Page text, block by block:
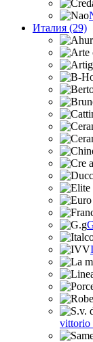
Италия (29)
vittorio